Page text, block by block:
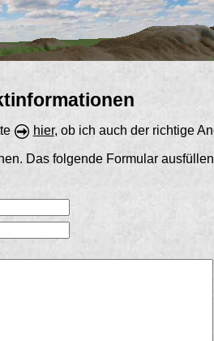
hier, ob ich auch der richtige
Das folgende Formular